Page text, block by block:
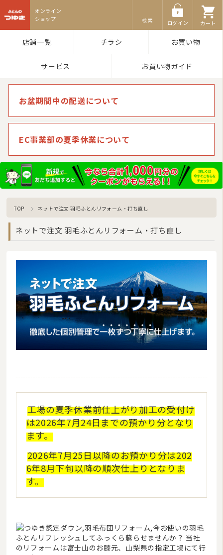
検索 ログイン カート
店舗一覧 チラシ お買い物
サービス お買い物ガイド
お盆期間中の配送について
EC事業部の夏季休業について
TOP ネットで注文 羽毛ふとんリフォーム・打ち直し
ネットで注文 羽毛ふとんリフォーム・打ち直し
工場の夏季休業前仕上がり加工の受付け
は2026年7月24日までの預かり分となり
ます。
2026年7月25日以降のお預かり分は202
6年8月下旬以降の順次仕上りとなりま
す。